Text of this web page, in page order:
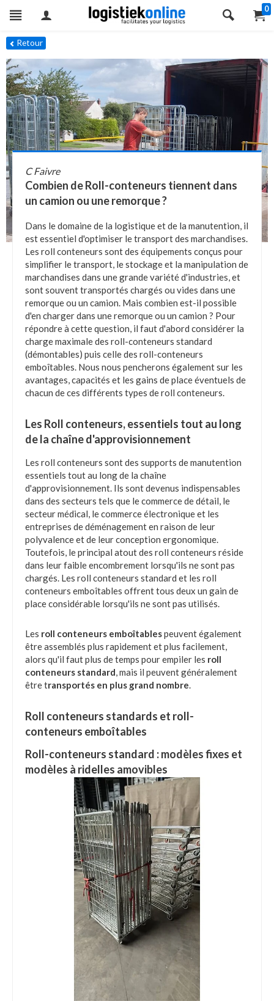
0
Retour
C Faivre
Combien de Roll-conteneurs tiennent dans
un camion ou une remorque ?
Dans le domaine de la logistique et de la manutention, il
est essentiel d'optimiser le transport des marchandises.
Les roll conteneurs sont des équipements conçus pour
simplifier le transport, le stockage et la manipulation de
marchandises dans une grande variété d'industries, et
sont souvent transportés chargés ou vides dans une
remorque ou un camion. Mais combien est-il possible
d'en charger dans une remorque ou un camion ? Pour
répondre à cette question, il faut d'abord considérer la
charge maximale des roll-conteneurs standard
(démontables) puis celle des roll-conteneurs
emboîtables. Nous nous pencherons également sur les
avantages, capacités et les gains de place éventuels de
chacun de ces différents types de roll conteneurs.
Les Roll conteneurs, essentiels tout au long
de la chaîne d'approvisionnement
Les roll conteneurs sont des supports de manutention
essentiels tout au long de la chaîne
d'approvisionnement. Ils sont devenus indispensables
dans des secteurs tels que le commerce de détail, le
secteur médical, le commerce électronique et les
entreprises de déménagement en raison de leur
polyvalence et de leur conception ergonomique.
Toutefois, le principal atout des roll conteneurs réside
dans leur faible encombrement lorsqu'ils ne sont pas
chargés. Les roll conteneurs standard et les roll
conteneurs emboîtables offrent tous deux un gain de
place considérable lorsqu'ils ne sont pas utilisés.
Les roll conteneurs emboîtablespeuvent également
être assemblés plus rapidement et plus facilement,
alors qu'il faut plus de temps pour empiler les roll
conteneurs standard, mais il peuvent généralement
être transportés en plus grand nombre.
Roll conteneurs standards et roll-
conteneurs emboîtables
Roll-conteneurs standard : modèles fixes et
modèles à ridelles amovibles